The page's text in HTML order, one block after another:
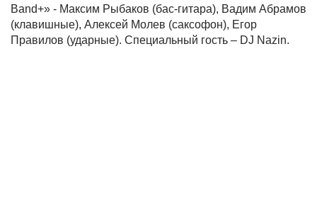
Band+» - Максим Рыбаков (бас-гитара), Вадим Абрамов
(клавишные), Алексей Молев (саксофон), Егор
Правилов (ударные). Специальный гость – DJ Nazin.